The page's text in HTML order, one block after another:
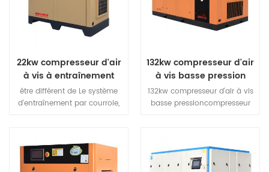
22kw compresseur d'air
à vis à entraînement
direct
être différent de Le système
d'entraînement par courroie,
la consommation d'énergie, le
système d'entraînement direct
132kw compresseur d'air
à vis basse pression
132kw compresseur d'air à vis
basse pressioncompresseur
et une chaleur faible
charge.Compresseur